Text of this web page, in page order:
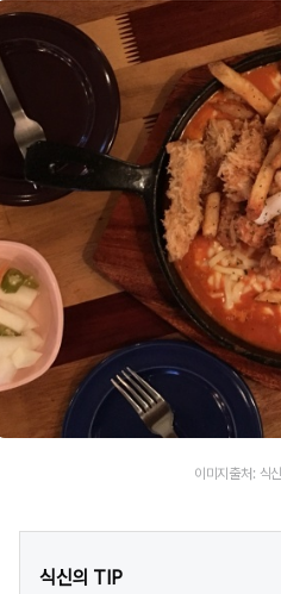
이미지출처: 식
식신의 TIP